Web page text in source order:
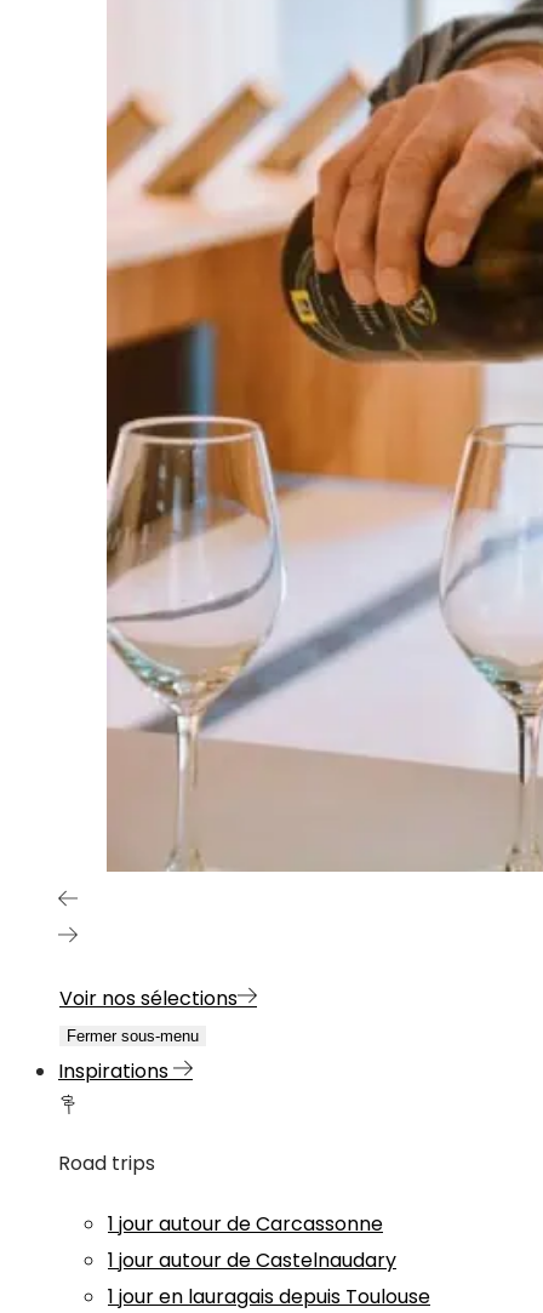
Voir nos sélections
Fermer sous-menu
Inspirations
Road trips
1 jour autour de Carcassonne
1 jour autour de Castelnaudary
1 jour en lauragais depuis Toulouse